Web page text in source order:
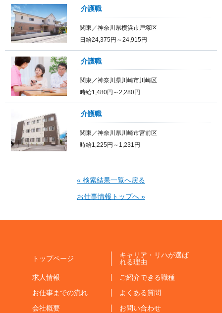
介護職
関東／神奈川県横浜市戸塚区
日給24,375円～24,915円
介護職
関東／神奈川県川崎市川崎区
時給1,480円～2,280円
介護職
関東／神奈川県川崎市宮前区
時給1,225円～1,231円
« 検索結果一覧へ戻る
お仕事情報トップへ »
トップページ
キャリア・リハが選ば
れる理由
求人情報
ご紹介できる職種
お仕事までの流れ
よくある質問
会社概要
お問い合わせ